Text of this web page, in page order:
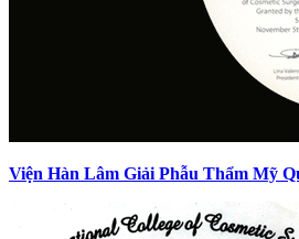
Viện Hàn Lâm Giải Phẫu Thẩm Mỹ